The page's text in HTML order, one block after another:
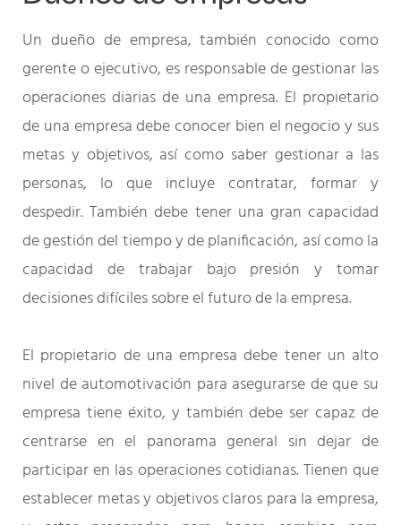
Un dueño de empresa, también conocido como
gerente o ejecutivo, es responsable de gestionar las
operaciones diarias de una empresa. El propietario
de una empresa debe conocer bien el negocio y sus
metas y objetivos, así como saber gestionar a las
personas, lo que incluye contratar, formar y
despedir. También debe tener una gran capacidad
de gestión del tiempo y de planificación, así como la
capacidad de trabajar bajo presión y tomar
decisiones difíciles sobre el futuro de la empresa.
El propietario de una empresa debe tener un alto
nivel de automotivación para asegurarse de que su
empresa tiene éxito, y también debe ser capaz de
centrarse en el panorama general sin dejar de
participar en las operaciones cotidianas. Tienen que
establecer metas y objetivos claros para la empresa,